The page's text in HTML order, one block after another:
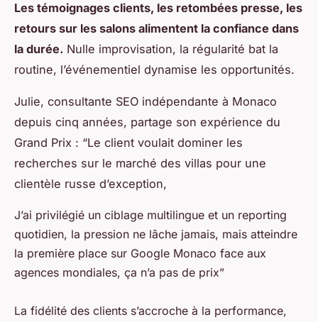
Les témoignages clients, les retombées presse, les
retours sur les salons alimentent la confiance dans
la durée. Nulle improvisation, la régularité bat la
routine, l’événementiel dynamise les opportunités.
Julie, consultante SEO indépendante à Monaco
depuis cinq années, partage son expérience du
Grand Prix : “Le client voulait dominer les
recherches sur le marché des villas pour une
clientèle russe d’exception,
J’ai privilégié un ciblage multilingue et un reporting
quotidien, la pression ne lâche jamais, mais atteindre
la première place sur Google Monaco face aux
agences mondiales, ça n’a pas de prix”
La fidélité des clients s’accroche à la performance,